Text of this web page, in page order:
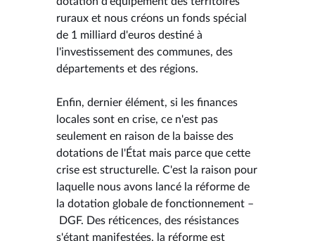
ruraux et nous créons un fonds spécial
de 1 milliard d'euros destiné à
l'investissement des communes, des
départements et des régions.
Enfin, dernier élément, si les finances
locales sont en crise, ce n'est pas
seulement en raison de la baisse des
dotations de l'État mais parce que cette
crise est structurelle. C'est la raison pour
laquelle nous avons lancé la réforme de
la dotation globale de fonctionnement –
DGF. Des réticences, des résistances
s'étant manifestées, la réforme est